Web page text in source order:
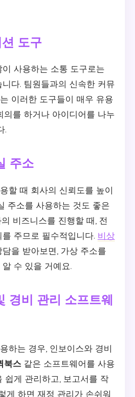
도구
사용하는 소통 도구로는
니다. 팀원들과의 신속한 커뮤
이러한 도구들이 매우 유용
의를 하거나 아이디어를 나누
.
주소
할 때 회사의 신뢰도를 높이
주소를 사용하는 것도 좋은
비즈니스를 진행할 때, 전
주므로 필수적입니다. 비상
을 받아보면, 가상 주소를
수 있을 거예요.
경비 관리 소프트웨
하는 경우, 인보이스와 경비
북스 같은 소프트웨어를 사용
쉽게 관리하고, 보고서를 작
게 하면 재정 관리가 손쉬워